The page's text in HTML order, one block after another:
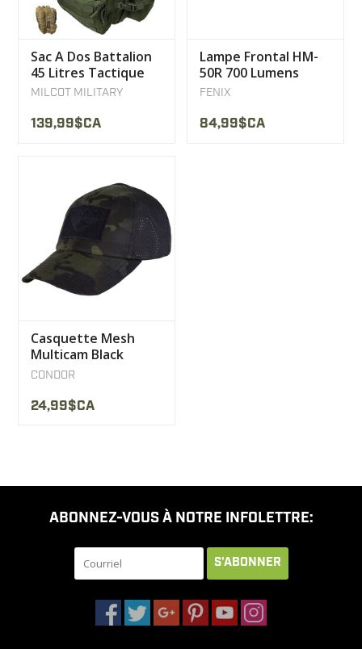
Sac A Dos Battalion
45 Litres Tactique
Milcot Military
MILCOT MILITARY
139,99$CA
Lampe Frontal HM-
50R 700 Lumens
Fenix
FENIX
84,99$CA
Casquette Mesh
Multicam Black
Condor
CONDOR
24,99$CA
ABONNEZ-VOUS À NOTRE INFOLETTRE:
S'ABONNER